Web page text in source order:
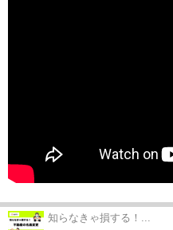
知らなきゃ損する！...